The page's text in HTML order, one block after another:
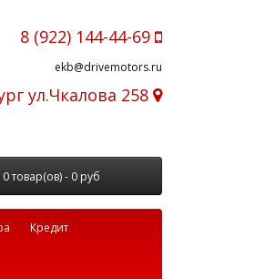
8 (922) 144-44-69
ekb@drivemotors.ru
ул.Чкалова 258
0 товар(ов) - 0 руб
Кредит